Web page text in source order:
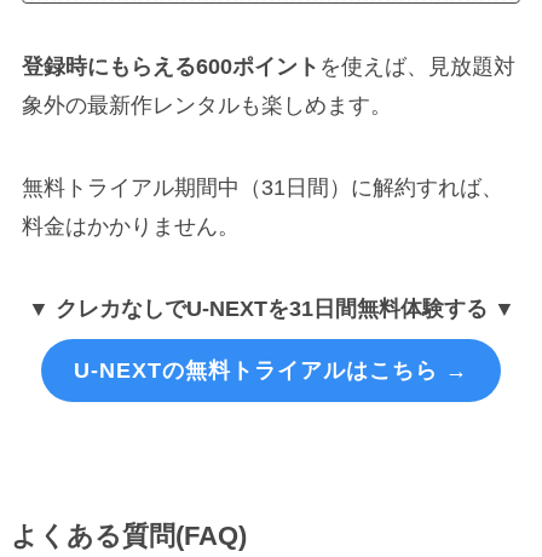
登録時にもらえる600ポイント を使えば、見放題対
象外の最新作レンタルも楽しめます。
無料トライアル期間中（31日間）に解約すれば、
料金はかかりません。
▼ クレカなしでU-NEXTを31日間無料体験する ▼
U-NEXTの無料トライアルはこちら →
よくある質問(FAQ)